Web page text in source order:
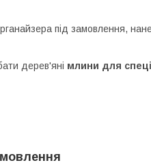
під замовлення,
дерев'яні млини для